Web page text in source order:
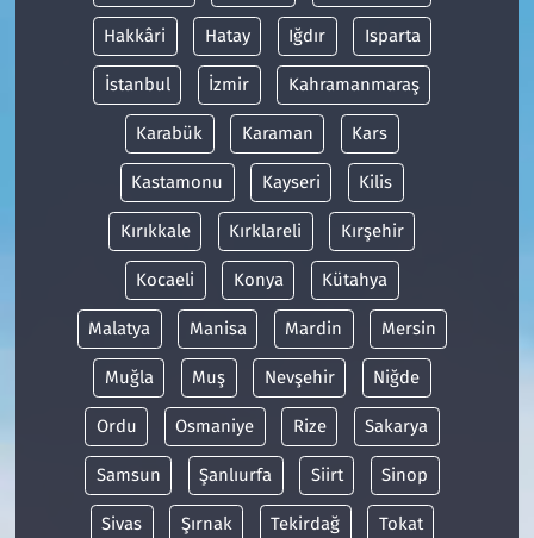
Hakkâri Hatay Iğdır Isparta
İstanbul İzmir Kahramanmaraş
Karabük Karaman Kars
Kastamonu Kayseri Kilis
Kırıkkale Kırklareli Kırşehir
Kocaeli Konya Kütahya
Malatya Manisa Mardin Mersin
Muğla Muş Nevşehir Niğde
Ordu Osmaniye Rize Sakarya
Samsun Şanlıurfa Siirt Sinop
Sivas Şırnak Tekirdağ Tokat